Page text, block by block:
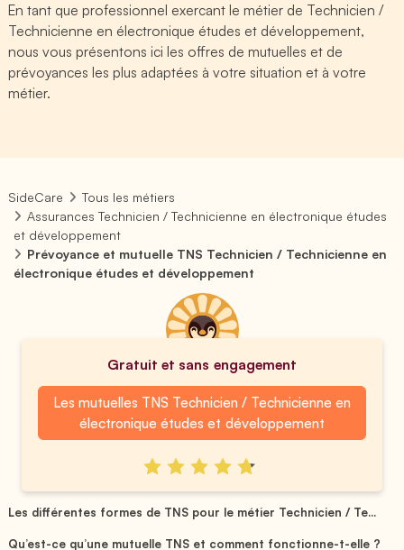
En tant que professionnel exercant le métier de Technicien /
Technicienne en électronique études et développement,
nous vous présentons ici les offres de mutuelles et de
prévoyances les plus adaptées à votre situation et à votre
métier.
SideCare
Tous les métiers
Assurances Technicien / Technicienne en électronique études
et développement
Prévoyance et mutuelle TNS Technicien / Technicienne en
électronique études et développement
Gratuit et sans engagement
Les mutuelles TNS Technicien / Technicienne en
électronique études et développement
Les différentes formes de TNS pour le métier Technicien / Te...
Qu’est-ce qu’une mutuelle TNS et comment fonctionne-t-elle ?